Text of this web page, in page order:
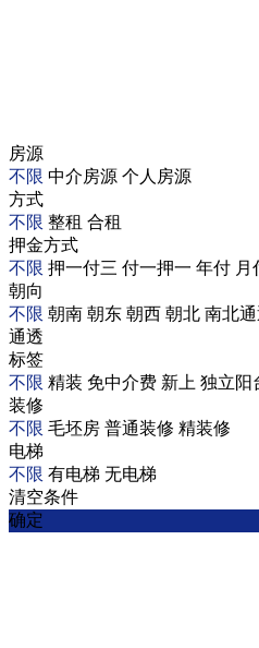
房源
不限 中介房源 个人房源
方式
不限 整租 合租
押金方式
不限 押一付三 付一押一 年付 月
朝向
不限 朝南 朝东 朝西 朝北 南北
通透
标签
不限 精装 免中介费 新上 独立阳
装修
不限 毛坯房 普通装修 精装修
电梯
不限 有电梯 无电梯
清空条件
确定